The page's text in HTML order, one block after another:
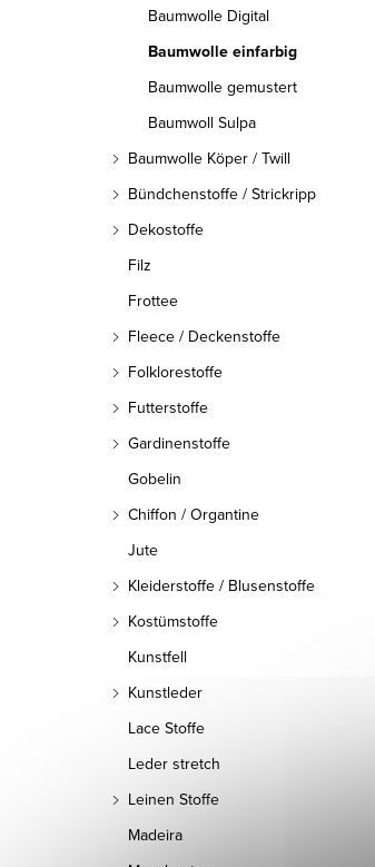
Baumwolle Digital
Baumwolle einfarbig
Baumwolle gemustert
Baumwoll Sulpa
Baumwolle Köper / Twill
Bündchenstoffe / Strickripp
Dekostoffe
Filz
Frottee
Fleece / Deckenstoffe
Folklorestoffe
Futterstoffe
Gardinenstoffe
Gobelin
Chiffon / Organtine
Jute
Kleiderstoffe / Blusenstoffe
Kostümstoffe
Kunstfell
Kunstleder
Lace Stoffe
Leder stretch
Leinen Stoffe
Madeira